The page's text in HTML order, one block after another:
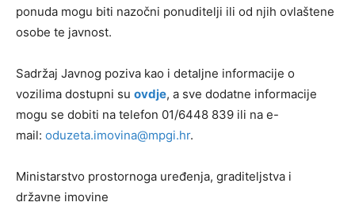
ponuda mogu biti nazočni ponuditelji ili od njih ovlaštene
osobe te javnost.
Sadržaj Javnog poziva kao i detaljne informacije o
vozilima dostupni su ovdje, a sve dodatne informacije
mogu se dobiti na telefon 01/6448 839 ili na e-
mail: oduzeta.imovina@mpgi.hr.
Ministarstvo prostornoga uređenja, graditeljstva i
državne imovine